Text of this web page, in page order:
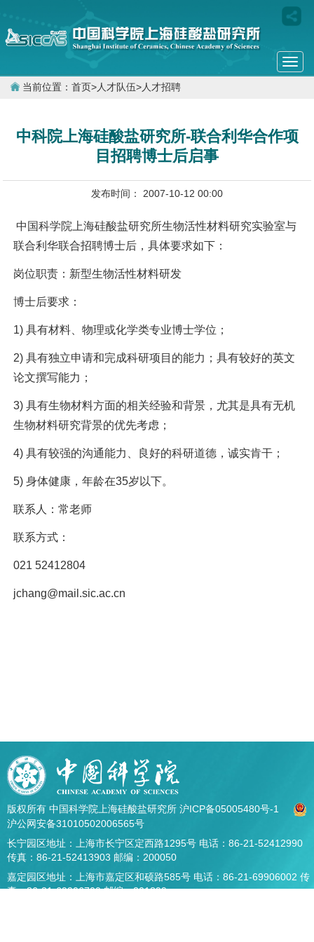
当前位置： 首页>人才队伍>人才招聘
中科院上海硅酸盐研究所-联合利华合作项
目招聘博士后启事
发布时间： 2007-10-12 00:00
中国科学院上海硅酸盐研究所生物活性材料研究实验室与
联合利华联合招聘博士后，具体要求如下：
岗位职责：新型生物活性材料研发
博士后要求：
1) 具有材料、物理或化学类专业博士学位；
2) 具有独立申请和完成科研项目的能力；具有较好的英文
论文撰写能力；
3) 具有生物材料方面的相关经验和背景，尤其是具有无机
生物材料研究背景的优先考虑；
4) 具有较强的沟通能力、良好的科研道德，诚实肯干；
5) 身体健康，年龄在35岁以下。
联系人： 常老师
联系方式：
021 52412804
jchang@mail.sic.ac.cn
版权所有 中国科学院上海硅酸盐研究所 沪ICP备05005480号-1
沪公网安备31010502006565号
长宁园区地址：上海市长宁区定西路1295号 电话：86-21-52412990
传真：86-21-52413903 邮编：200050
嘉定园区地址：上海市嘉定区和硕路585号 电话：86-21-69906002 传
真：86-21-69906700 邮编：201899